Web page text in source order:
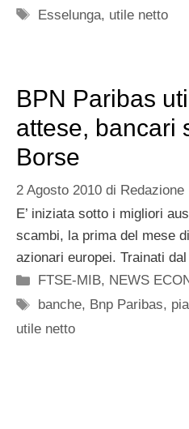
Tag
Esselunga, utile netto
BPN Paribas
attese, bancari
Borse
2 Agosto 2010 di Redazione
E’ iniziata sotto i migliori
scambi, la prima del mese
azionari europei. Trainati
Categorie
FTSE-MIB, NEWS
Tag
banche, Bnp Paribas,
utile netto